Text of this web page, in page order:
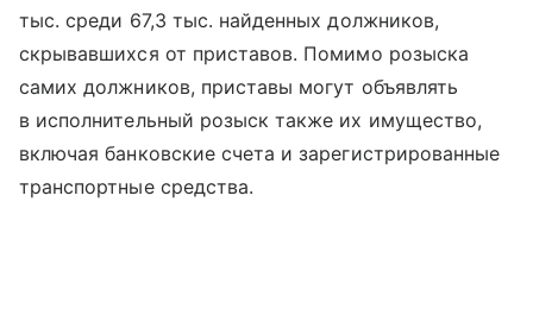
тыс. среди 67,3 тыс. найденных должников,
скрывавшихся от приставов. Помимо розыска
самих должников, приставы могут объявлять
в исполнительный розыск также их имущество,
включая банковские счета и зарегистрированные
транспортные средства.